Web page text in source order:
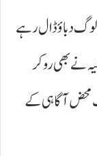
لوگ دباؤ ڈال رہے
نے بھی رو کر
محض آگاہی کے